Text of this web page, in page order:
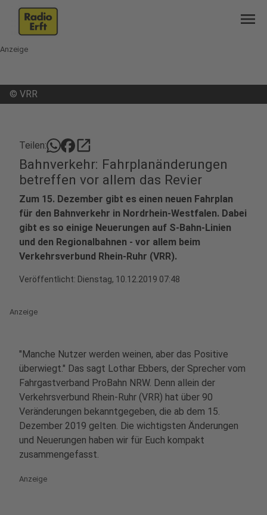
menu
Anzeige
© VRR
Teilen: open_in_new
Bahnverkehr: Fahrplanänderungen
betreffen vor allem das Revier
Zum 15. Dezember gibt es einen neuen Fahrplan
für den Bahnverkehr in Nordrhein-Westfalen. Dabei
gibt es so einige Neuerungen auf S-Bahn-Linien
und den Regionalbahnen - vor allem beim
Verkehrsverbund Rhein-Ruhr (VRR).
Veröffentlicht: Dienstag, 10.12.2019 07:48
Anzeige
"Manche Nutzer werden weinen, aber das Positive
überwiegt." Das sagt Lothar Ebbers, der Sprecher vom
Fahrgastverband ProBahn NRW. Denn allein der
Verkehrsverbund Rhein-Ruhr (VRR) hat über 90
Veränderungen bekanntgegeben, die ab dem 15.
Dezember 2019 gelten. Die wichtigsten Änderungen
und Neuerungen haben wir für Euch kompakt
zusammengefasst.
Anzeige